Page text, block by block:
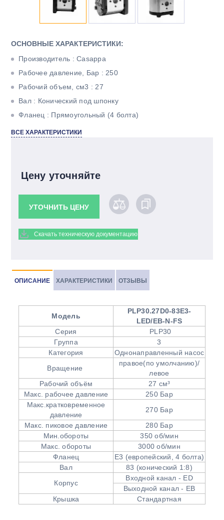
ОСНОВНЫЕ ХАРАКТЕРИСТИКИ:
Производитель : Casappa
Рабочее давление, Бар : 250
Рабочий объем, см3 : 27
Вал : Конический под шпонку
Фланец : Прямоугольный (4 болта)
Количество потоков : Однопоточный
ВСЕ ХАРАКТЕРИСТИКИ
Цену уточняйте
УТОЧНИТЬ ЦЕНУ
Скачать техническую документацию
ОПИСАНИЕ ХАРАКТЕРИСТИКИ ОТЗЫВЫ
Модель
PLP30.27D0-83E3-
LED/EB-N-FS
Серия
PLP30
Группа
3
Категория
Однонаправленный насос
Вращение
правое(по умолчанию)/
левое
Рабочий объём
27 см³
Макс. рабочее давление
250 Бар
Макс.кратковременное
давление
270 Бар
Макс. пиковое давление
280 Бар
Мин.обороты
350 об/мин
Макс. обороты
3000 об/мин
Фланец
Е3 (европейский, 4 болта)
Вал
83 (конический 1:8)
Корпус
Входной канал - ЕD
Выходной канал - EB
Крышка
Стандартная